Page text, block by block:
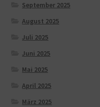
September 2025
August 2025
Juli 2025
Juni 2025
Mai 2025
April 2025
März 2025